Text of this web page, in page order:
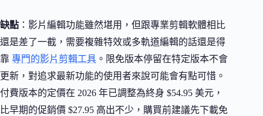
缺點 ：影片編輯功能雖然堪用，但跟專業剪輯軟體相比
還是差了一截，需要複雜特效或多軌道編輯的話還是得
靠 專門的影片剪輯工具 。限免版本停留在特定版本不會
更新，對追求最新功能的使用者來說可能會有點可惜。
付費版本的定價在 2026 年已調整為終身 $54.95 美元，
比早期的促銷價 $27.95 高出不少，購買前建議先下載免